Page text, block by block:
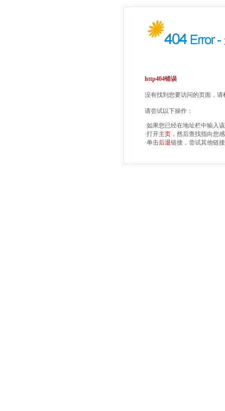
http404错误
没有找到您要访问的页面，
请尝试以下操作：
·如果您已经在地址栏中输入
·打开主页 ，然后查找指向您
·单击后退链接，尝试其他链